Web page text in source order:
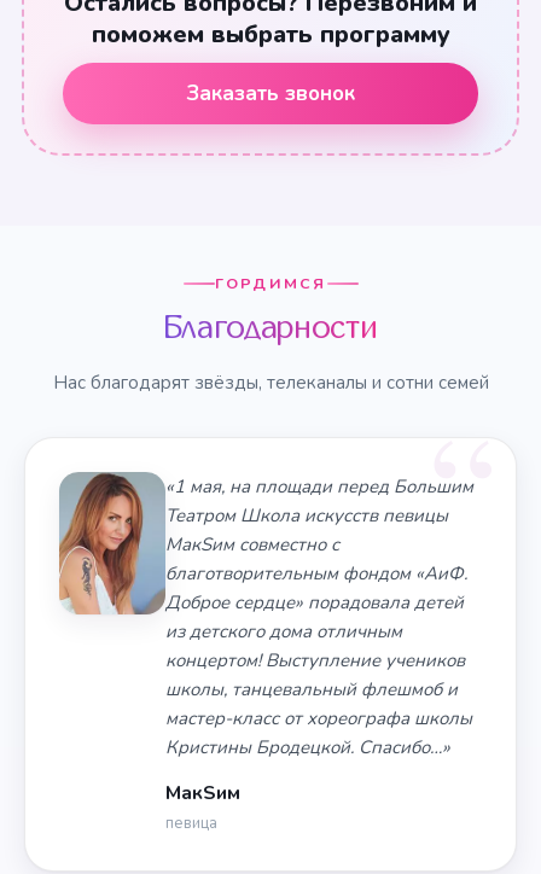
поможем выбрать программу
Заказать звонок
ГОРДИМСЯ
Благодарности
Нас благодарят звёзды, телеканалы и сотни семей
«1 мая, на площади перед Большим
Театром Школа искусств певицы
МакSим совместно с
благотворительным фондом «АиФ.
Доброе сердце» порадовала детей
из детского дома отличным
концертом! Выступление учеников
школы, танцевальный флешмоб и
мастер-класс от хореографа школы
Кристины Бродецкой. Спасибо…»
МакSим
певица